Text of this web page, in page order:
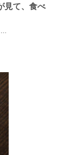
見て、食べ